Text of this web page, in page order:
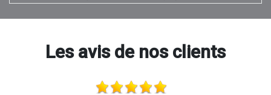
Les avis de nos clients